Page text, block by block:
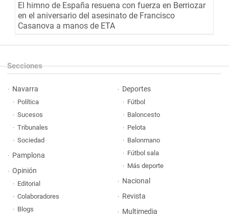
El himno de España resuena con fuerza en Berriozar
en el aniversario del asesinato de Francisco
Casanova a manos de ETA
Secciones
Navarra
Política
Sucesos
Tribunales
Sociedad
Pamplona
Opinión
Editorial
Colaboradores
Blogs
Deportes
Fútbol
Baloncesto
Pelota
Balonmano
Fútbol sala
Más deporte
Nacional
Revista
Multimedia